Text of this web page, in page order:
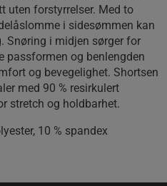
uten forstyrrelser. Med to
i sidesømmen kan
Snøring i midjen sørger for
passformen og benlengden
og bevegelighet. Shortsen
med 90 % resirkulert
stretch og holdbarhet.
10 % spandex